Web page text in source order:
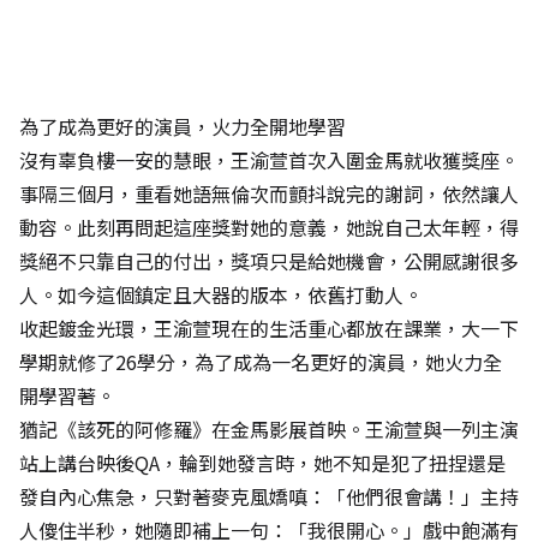
為了成為更好的演員，火力全開地學習
沒有辜負樓一安的慧眼，王渝萱首次入圍金馬就收獲獎座。
事隔三個月，重看她語無倫次而顫抖說完的謝詞，依然讓人
動容。此刻再問起這座獎對她的意義，她說自己太年輕，得
獎絕不只靠自己的付出，獎項只是給她機會，公開感謝很多
人。如今這個鎮定且大器的版本，依舊打動人。
收起鍍金光環，王渝萱現在的生活重心都放在課業，大一下
學期就修了26學分，為了成為一名更好的演員，她火力全
開學習著。
猶記《該死的阿修羅》在金馬影展首映。王渝萱與一列主演
站上講台映後QA，輪到她發言時，她不知是犯了扭捏還是
發自內心焦急，只對著麥克風嬌嗔：「他們很會講！」主持
人傻住半秒，她隨即補上一句：「我很開心。」戲中飽滿有